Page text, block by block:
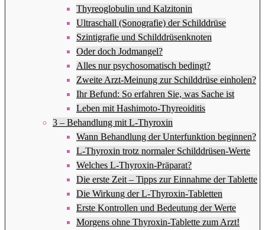
Thyreoglobulin und Kalzitonin
Ultraschall (Sonografie) der Schilddrüse
Szintigrafie und Schilddrüsenknoten
Oder doch Jodmangel?
Alles nur psychosomatisch bedingt?
Zweite Arzt-Meinung zur Schilddrüse einholen?
Ihr Befund: So erfahren Sie, was Sache ist
Leben mit Hashimoto-Thyreoiditis
3 – Behandlung mit L-Thyroxin
Wann Behandlung der Unterfunktion beginnen?
L-Thyroxin trotz normaler Schilddrüsen-Werte
Welches L-Thyroxin-Präparat?
Die erste Zeit – Tipps zur Einnahme der Tablette
Die Wirkung der L-Thyroxin-Tabletten
Erste Kontrollen und Bedeutung der Werte
Morgens ohne Thyroxin-Tablette zum Arzt!